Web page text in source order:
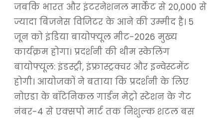
जबकि भारत और इंटरनेशनल मार्केट से 20,000 से
ज्यादा बिजनेस विजिटर के आने की उम्मीद है। 5
जून को इंडिया बायोफ्यूल मीट-2026 मुख्य
कार्यक्रम होगा। प्रदर्शनी की थीम स्केलिंग
बायोफ्यूल: इंडस्ट्री, इंफ्रास्ट्रक्चर और इन्वेस्टमेंट
होगी। आयोजकों ने बताया कि प्रदर्शनी के लिए
नोएडा के बॉटेनिकल गार्डन मेट्रो स्टेशन के गेट
नंबर-4 से एक्सपो मार्ट तक निशुल्क शटल बस